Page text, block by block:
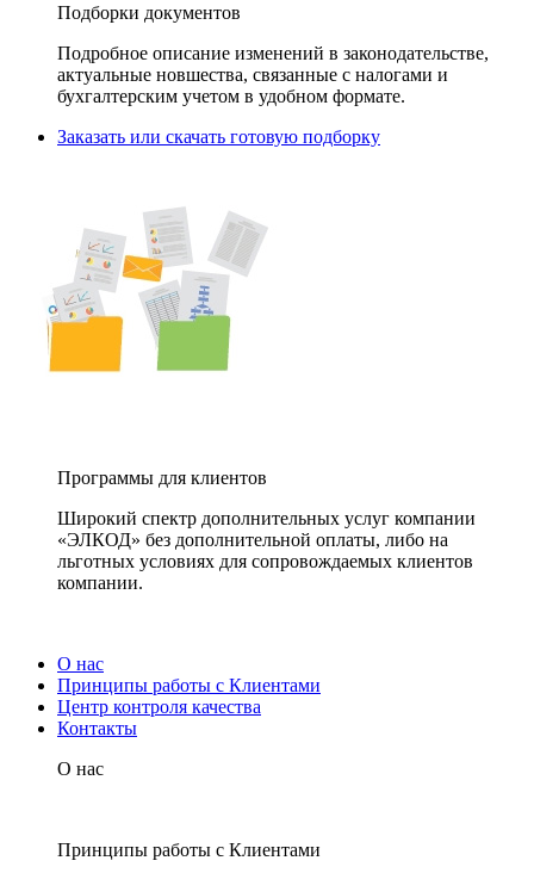
Подборки документов
Подробное описание изменений в законодательстве,
актуальные новшества, связанные с налогами и
бухгалтерским учетом в удобном формате.
Заказать или скачать готовую подборку
Программы для клиентов
Широкий спектр дополнительных услуг компании
«ЭЛКОД» без дополнительной оплаты, либо на
льготных условиях для сопровождаемых клиентов
компании.
О нас
Принципы работы с Клиентами
Центр контроля качества
Контакты
О нас
Принципы работы с Клиентами